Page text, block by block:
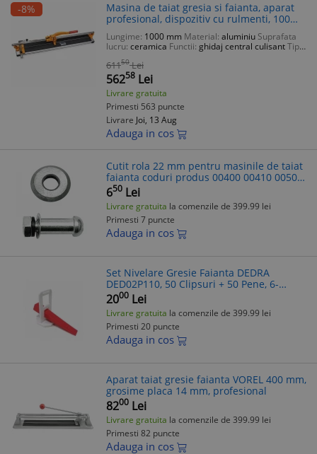
-8%
Masina de taiat gresia si faianta, aparat
profesional, dispozitiv cu rulmenti, 100
cm, Richmann Exclusive
Lungime: 1000 mm Material: aluminiu Suprafata
lucru: ceramica Functii: ghidaj central culisantTip
61150 Lei
56258 Lei
Livrare gratuita
Primesti 563 puncte
Livrare Joi, 13 Aug
Adauga in cos
Cutit rola 22 mm pentru masinile de taiat
faianta coduri produs 00400 00410 00500
00510 00600 00610 00700 01040 01050
01060 VOREL
650 Lei
Livrare gratuita la comenzile de 399.99 lei
Primesti 7 puncte
Adauga in cos
Set Nivelare Gresie Faianta DEDRA
DED02P110, 50 Clipsuri + 50 Pene, 6-
12mm, Sistem inovator placi ceramice,
gresie, teracota
2000 Lei
Livrare gratuita la comenzile de 399.99 lei
Primesti 20 puncte
Adauga in cos
Aparat taiat gresie faianta VOREL 400 mm,
grosime placa 14 mm, profesional
8200 Lei
Livrare gratuita la comenzile de 399.99 lei
Primesti 82 puncte
Adauga in cos